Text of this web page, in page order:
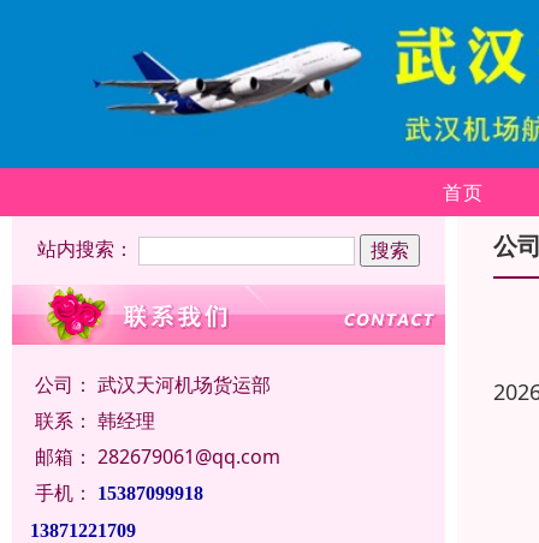
首页
站内搜索：
公司： 武汉天河机场货运部
联系： 韩经理
邮箱： 282679061@qq.com
手机：
15387099918
13871221709
公